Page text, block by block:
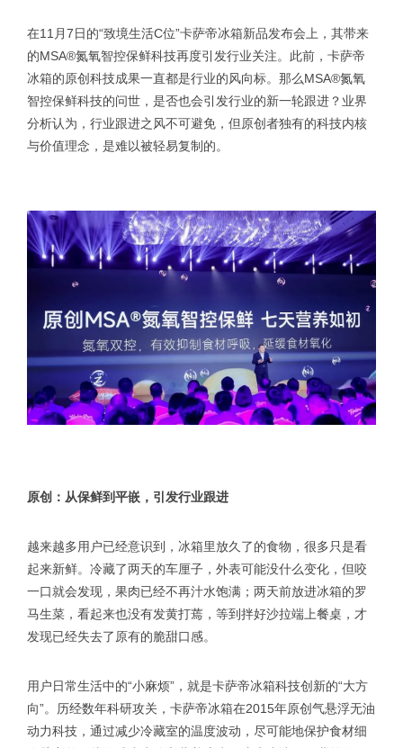
在11月7日的“致境生活C位”卡萨帝冰箱新品发布会上，其带来
的MSA®氮氧智控保鲜科技再度引发行业关注。此前，卡萨帝
冰箱的原创科技成果一直都是行业的风向标。那么MSA®氮氧
智控保鲜科技的问世，是否也会引发行业的新一轮跟进？业界
分析认为，行业跟进之风不可避免，但原创者独有的科技内核
与价值理念，是难以被轻易复制的。
原创：从保鲜到平嵌，引发行业跟进
越来越多用户已经意识到，冰箱里放久了的食物，很多只是看
起来新鲜。冷藏了两天的车厘子，外表可能没什么变化，但咬
一口就会发现，果肉已经不再汁水饱满；两天前放进冰箱的罗
马生菜，看起来也没有发黄打蔫，等到拌好沙拉端上餐桌，才
发现已经失去了原有的脆甜口感。
用户日常生活中的“小麻烦”，就是卡萨帝冰箱科技创新的“大方
向”。历经数年科研攻关，卡萨帝冰箱在2015年原创气悬浮无油
动力科技，通过减少冷藏室的温度波动，尽可能地保护食材细